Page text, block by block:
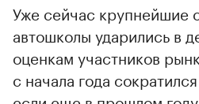
Уже сейчас крупнейшие
автошколы ударились в
оценкам участников
с начала года